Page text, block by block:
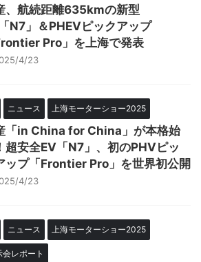
、航続距離635kmの新型
N7」＆PHEVピックアップ
Pro」を上海で発表
4/23
ニュース 上海モーターショー2025
「in China for China」が本格始
超安全EV「N7」、初のPHVピッ
ップ「Frontier Pro」を世界初公開
4/23
ニュース 上海モーターショー2025
会レポート